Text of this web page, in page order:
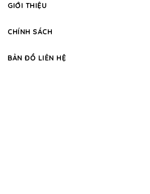
GIỚI THIỆU
CHÍNH SÁCH
BẢN ĐỒ LIÊN HỆ